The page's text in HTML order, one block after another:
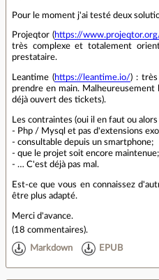
Pour le moment j'ai testé deux
Projeqtor (https://
très complexe et totalement
prestataire.
Leantime (https://leantime.io/) :
prendre en main.
déjà ouvert des tickets).
Les contraintes (oui il en faut ou
- Php / Mysql et pas d'extensions
- consultable depuis un smartphone;
- que le projet soit encore maintenue;
- … C'est déjà pas mal.
Est-ce que vous en connaissez
être plus adapté.
Merci d'avance.
(18 commentaires).
Markdown EPUB